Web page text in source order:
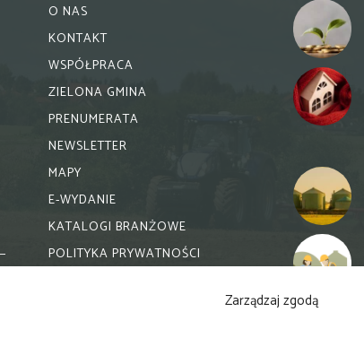
Zarządzaj zgodą
O NAS
KONTAKT
WSPÓŁPRACA
ZIELONA GMINA
PRENUMERATA
NEWSLETTER
MAPY
E-WYDANIE
KATALOGI BRANŻOWE
POLITYKA PRYWATNOŚCI